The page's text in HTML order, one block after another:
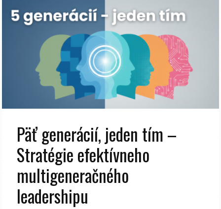
Päť generácií, jeden tím –
Stratégie efektívneho
multigeneračného
leadershipu